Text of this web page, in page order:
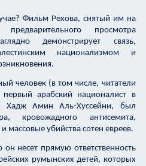
Фильм Рехова, снятый им на
просмотра
демонстрирует связь,
национализмом и
человек (в том числе, читатели
арабский националист в
Хадж Амин Аль-Хуссейни, был
кровожадного антисемита,
массовые убийства сотен евреев.
несет прямую ответственность
румынских детей, которых